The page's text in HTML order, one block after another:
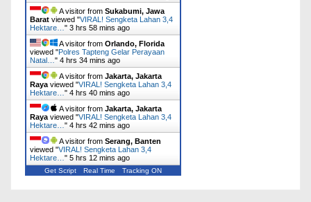
A visitor from Sukabumi, Jawa
Barat viewed "VIRAL! Sengketa Lahan 3,4
Hektare… " 3 hrs 59 mins ago
A visitor from Orlando, Florida
viewed "Polres Tapteng Gelar Perayaan
Natal… " 4 hrs 34 mins ago
A visitor from Jakarta, Jakarta
Raya viewed "VIRAL! Sengketa Lahan 3,4
Hektare… " 4 hrs 40 mins ago
A visitor from Jakarta, Jakarta
Raya viewed "VIRAL! Sengketa Lahan 3,4
Hektare… " 4 hrs 42 mins ago
A visitor from Serang, Banten
viewed "VIRAL! Sengketa Lahan 3,4
Hektare… " 5 hrs 12 mins ago
Get Script Real Time Tracking ON